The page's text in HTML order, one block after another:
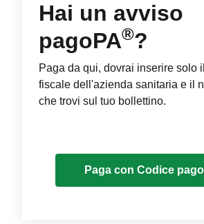
Hai un avviso
pagoPA®?
Paga da qui, dovrai inserire solo
fiscale dell'azienda sanitaria e il
che trovi sul tuo bollettino.
Paga con Codice